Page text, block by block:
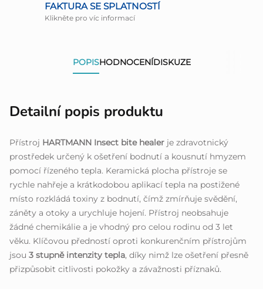
FAKTURA SE SPLATNOSTÍ
Klikněte pro víc informací
POPISHODNOCENÍDISKUZE
Detailní popis produktu
Přístroj HARTMANN Insect bite healer je zdravotnický
prostředek určený k ošetření bodnutí a kousnutí hmyzem
pomocí řízeného tepla. Keramická plocha přístroje se
rychle nahřeje a krátkodobou aplikací tepla na postižené
místo rozkládá toxiny z bodnutí, čímž zmírňuje svědění,
záněty a otoky a urychluje hojení. Přístroj neobsahuje
žádné chemikálie a je vhodný pro celou rodinu od 3 let
věku. Klíčovou předností oproti konkurenčním přístrojům
jsou 3 stupně intenzity tepla, díky nimž lze ošetření přesně
přizpůsobit citlivosti pokožky a závažnosti příznaků.